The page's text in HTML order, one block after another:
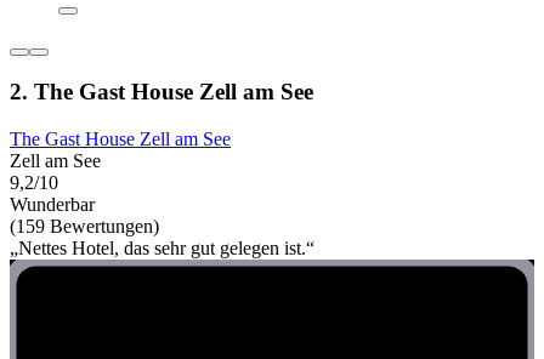
2. The Gast House Zell am See
The Gast House Zell am See
Zell am See
9,2/10
Wunderbar
(159 Bewertungen)
„Nettes Hotel, das sehr gut gelegen ist.“